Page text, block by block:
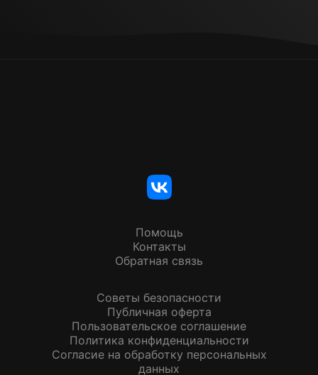
Помощь
Контакты
Обратная связь
Советы безопасности
Публичная оферта
Пользовательское соглашение
Политика конфиденциальности
Согласие на обработку персональных
данных